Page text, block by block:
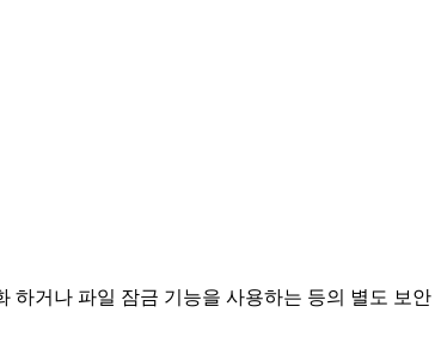
하거나 파일 잠금 기능을 사용하는 등의 별도 보안